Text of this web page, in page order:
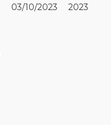
03/10/2023 2023